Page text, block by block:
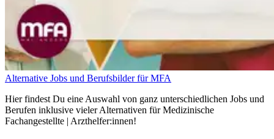
Alternative Jobs und Berufsbilder für MFA
Hier findest Du eine Auswahl von ganz unterschiedlichen Jobs und
Berufen inklusive vieler Alternativen für Medizinische
Fachangestellte | Arzthelfer:innen!